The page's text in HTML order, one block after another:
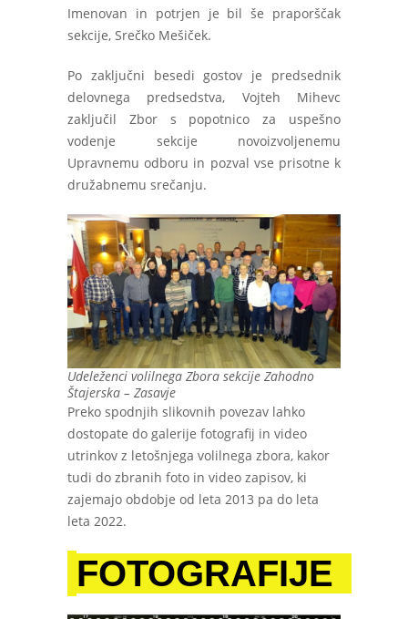
Imenovan in potrjen je bil še praporščak
sekcije, Srečko Mešiček.
Po zaključni besedi gostov je predsednik
delovnega predsedstva, Vojteh Mihevc
zaključil Zbor s popotnico za uspešno
vodenje sekcije novoizvoljenemu
Upravnemu odboru in pozval vse prisotne k
družabnemu srečanju.
Udeleženci volilnega Zbora sekcije Zahodno
Štajerska – Zasavje
Preko spodnjih slikovnih povezav lahko
dostopate do galerije fotografij in video
utrinkov z letošnjega volilnega zbora, kakor
tudi do zbranih foto in video zapisov, ki
zajemajo obdobje od leta 2013 pa do leta
leta 2022.
FOTOGRAFIJE